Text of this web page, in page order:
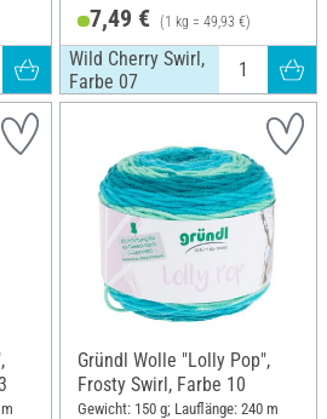
7,49 € (1 kg = 49,93 €)
Wild Cherry Swirl,
Farbe 07
Gründl Wolle "Lolly Pop",
Frosty Swirl, Farbe 10
Gewicht: 150 g; Lauflänge: 240 m